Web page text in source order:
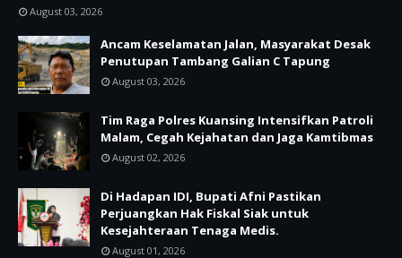
August 03, 2026
Ancam Keselamatan Jalan, Masyarakat Desak
Penutupan Tambang Galian C Tapung
August 03, 2026
Tim Raga Polres Kuansing Intensifkan Patroli
Malam, Cegah Kejahatan dan Jaga Kamtibmas
August 02, 2026
Di Hadapan IDI, Bupati Afni Pastikan
Perjuangkan Hak Fiskal Siak untuk
Kesejahteraan Tenaga Medis.
August 01, 2026